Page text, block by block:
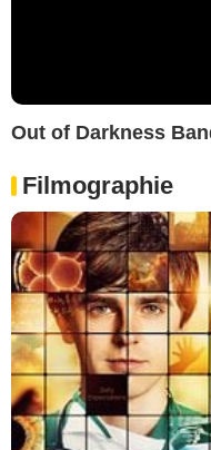
Out of Darkness
Filmographie